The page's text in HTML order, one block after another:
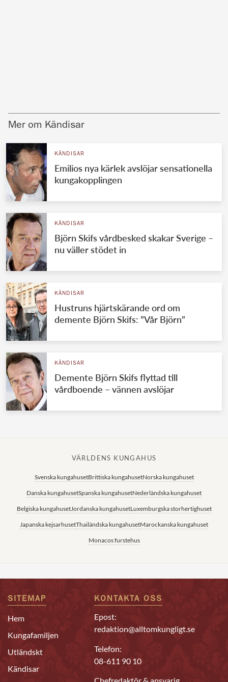
Mer om Kändisar
KÄNDISAR
Emilios nya kärlek avslöjar sensationella
kungakopplingen
KÄNDISAR
Björn Skifs vårdbesked skakar Sverige –
nu väller stödet in
KÄNDISAR
Hustruns hjärtskärande ord om
demente Björn Skifs: ”Vår Björn”
KÄNDISAR
Demente Björn Skifs flyttad till
vårdboende – vännen avslöjar
VÄRLDENS KUNGAHUS
Svenska kungahusetBrittiska kungahusetNorska kungahuset
Danska kungahusetSpanska kungahusetNederländska kungahuset
Belgiska kungahusetJordanska kungahusetLuxemburgska storhertighuset
Japanska kejsarhusetThailändska kungahusetMarockanska kungahuset
Monacos furstehus
SITEMAP
Hem
Kungafamiljen
Utländskt
Kändisar
KONTAKTA OSS
Epost:
redaktion@alltomkungligt.se
Telefon:
08-611 90 10